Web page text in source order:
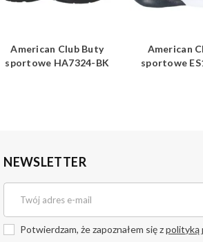
American Club Buty
sportowe HA7324-BK
American
sportowe
NEWSLETTER
Potwierdzam, że zapoznałem się zpolityką